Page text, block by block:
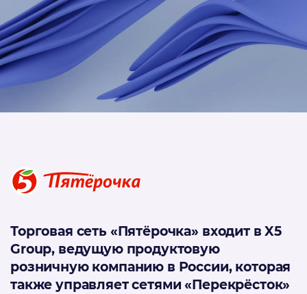
Торговая сеть «Пятёрочка» входит в X5
Group, ведущую продуктовую
розничную компанию в России, которая
также управляет сетями «Перекрёсток»
согласие
на обработку персональных данных
Политика обработки персональных данных
на получение рекламно-информационных
рассылок
После обработки заявки с вами свяжется наш
Не волнуйтесь, если пропустите звонок, мы
обязательноперезвоним еще раз!